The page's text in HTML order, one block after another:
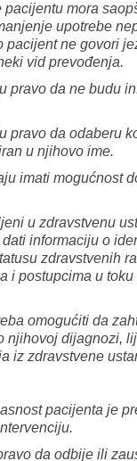
pacijentu mora
upotrebe
pacijent ne govori
vid prevođenja.
pravo da ne budu
pravo da odaberu
u njihovo ime.
imati mogućnost
u zdravstvenu
informaciju o
zdravstvenih
i postupcima u
omogućiti da
njihovoj dijagnozi,
iz zdravstvene
pacijenta je
da odbije ili